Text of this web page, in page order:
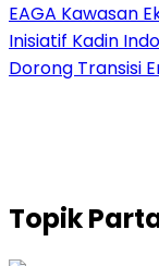
EAGA Kawasan
Inisiatif Kadin
Dorong Transisi
Topik